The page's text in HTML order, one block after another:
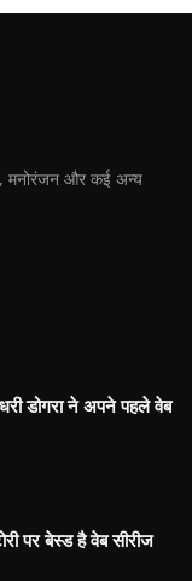
मनोरंजन और कई अन्य
डोगरा ने अपने पहले वेब
पर बेस्ड है वेब सीरीज